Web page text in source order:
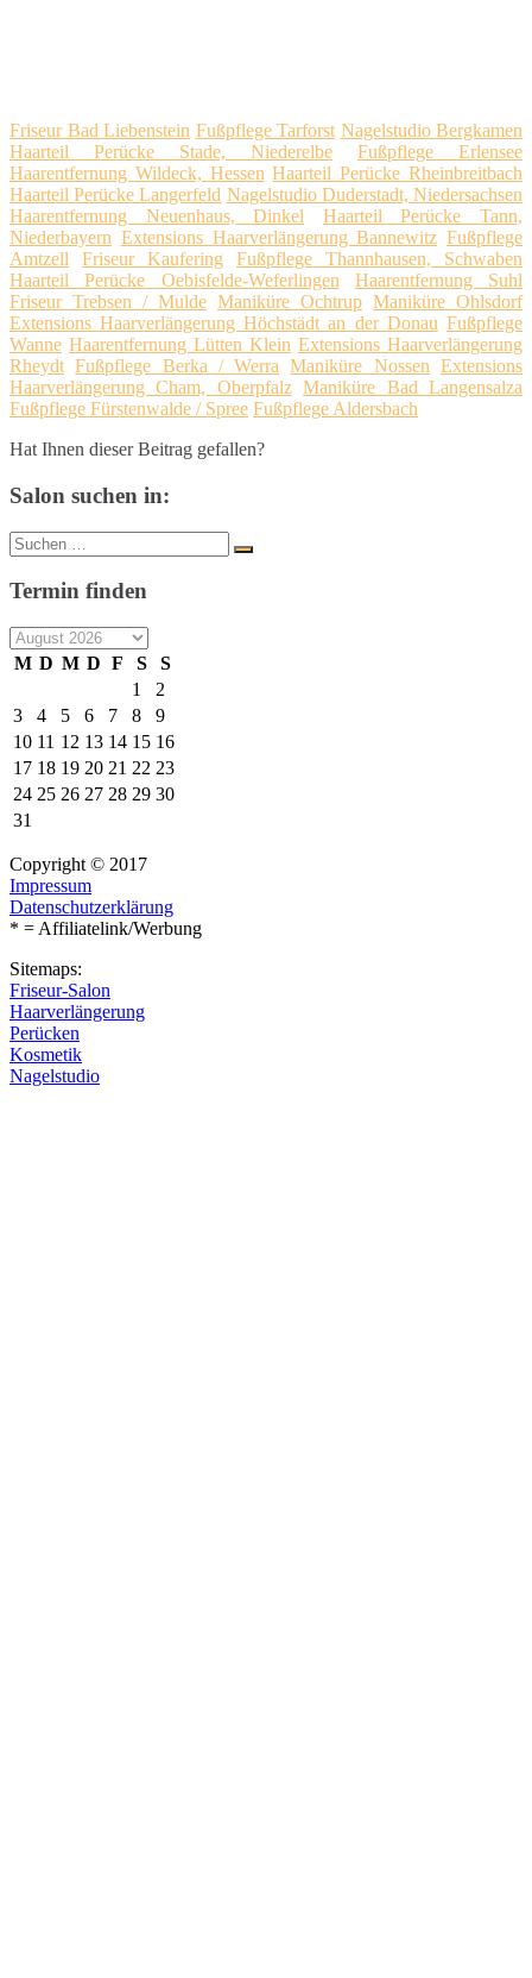
Friseur Bad Liebenstein Fußpflege Tarforst Nagelstudio Bergkamen
Haarteil Perücke Stade, Niederelbe
Fußpflege Erlensee
Haarentfernung Wildeck, Hessen Haarteil Perücke Rheinbreitbach
Haarteil Perücke Langerfeld Nagelstudio Duderstadt, Niedersachsen
Haarentfernung Neuenhaus, Dinkel
Haarteil Perücke Tann,
Niederbayern Extensions Haarverlängerung Bannewitz Fußpflege
Amtzell
Friseur Kaufering
Fußpflege Thannhausen, Schwaben
Haarteil Perücke Oebisfelde-Weferlingen
Haarentfernung Suhl
Friseur Trebsen / Mulde Maniküre Ochtrup Maniküre Ohlsdorf
Extensions Haarverlängerung Höchstädt an der Donau Fußpflege
Wanne Haarentfernung Lütten Klein Extensions Haarverlängerung
Rheydt Fußpflege Berka / Werra Maniküre Nossen Extensions
Haarverlängerung Cham, Oberpfalz Maniküre Bad Langensalza
Fußpflege Fürstenwalde / Spree Fußpflege Aldersbach
Hat Ihnen dieser Beitrag gefallen?
Salon suchen in:
Suche
nach:
Suchen
Termin finden
M D M D F S
S
1
2
3
4 5 6 7 8
9
10 11 12 13 14 15 16
17 18 19 20 21 22 23
24 25 26 27 28 29 30
31
Copyright © 2017
Impressum
Datenschutzerklärung
* = Affiliatelink/Werbung
Sitemaps:
Friseur-Salon
Haarverlängerung
Perücken
Kosmetik
Nagelstudio